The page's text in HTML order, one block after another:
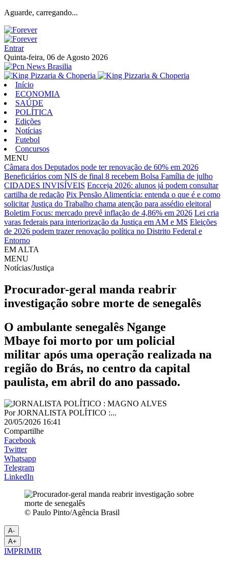
Aguarde, carregando...
Entrar
Quinta-feira, 06 de Agosto 2026
Início
ECONOMIA
SAÚDE
POLÍTICA
Edições
Notícias
Futebol
Concursos
MENU
Câmara dos Deputados pode ter renovação de 60% em 2026
Beneficiários com NIS de final 8 recebem Bolsa Família de julho
CIDADES INVISÍVEIS Encceja 2026: alunos já podem consultar
cartilha de redação Pix Pensão Alimentícia: entenda o que é e como
solicitar Justiça do Trabalho chama atenção para assédio eleitoral
Boletim Focus: mercado prevê inflação de 4,86% em 2026 Lei cria
varas federais para interiorização da Justiça em AM e MS Eleições
de 2026 podem trazer renovação política no Distrito Federal e
Entorno
EM ALTA
MENU
Notícias/Justiça
Procurador-geral manda reabrir
investigação sobre morte de senegalês
O ambulante senegalês Ngange
Mbaye foi morto por um policial
militar após uma operação realizada na
região do Brás, no centro da capital
paulista, em abril do ano passado.
PorJORNALISTA POLÍTICO :...
20/05/2026 16:41
Compartilhe
Facebook
Twitter
Whatsapp
Telegram
LinkedIn
© Paulo Pinto/Agência Brasil
A-
A+
IMPRIMIR